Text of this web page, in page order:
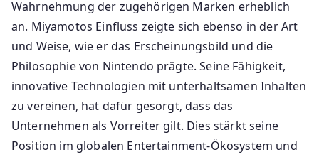
Wahrnehmung der zugehörigen Marken erheblich
an. Miyamotos Einfluss zeigte sich ebenso in der Art
und Weise, wie er das Erscheinungsbild und die
Philosophie von Nintendo prägte. Seine Fähigkeit,
innovative Technologien mit unterhaltsamen Inhalten
zu vereinen, hat dafür gesorgt, dass das
Unternehmen als Vorreiter gilt. Dies stärkt seine
Position im globalen Entertainment-Ökosystem und